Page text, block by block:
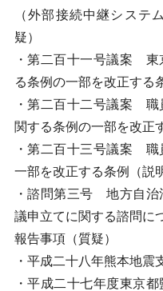
（外部接続中継システ
疑）
・第二百十一号議案 東
る条例の一部を改正する
・第二百十二号議案 職
関する条例の一部を改正
・第二百十三号議案 職
一部を改正する条例（説
・諮問第三号 地方自治
議申立てに関する諮問に
報告事項（質疑）
・平成二十八年熊本地震
・平成二十七年度東京